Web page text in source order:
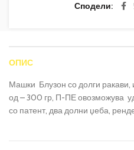
Сподели
ОПИС
Машки Блузон со долги ракави,
од – 300 гр, П-ПЕ овозможува
со патент, два долни џеба,